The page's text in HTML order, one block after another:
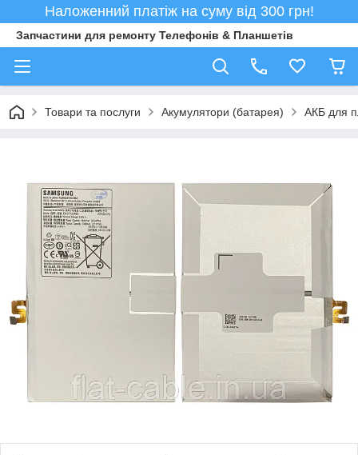
Наложенний платіж на суму від 300 грн!
Запчастини для ремонту Телефонів & Планшетів
Товари та послуги Акумулятори (батарея) АКБ для